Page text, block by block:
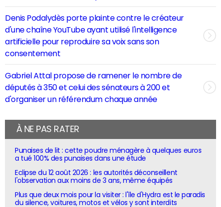
Denis Podalydès porte plainte contre le créateur
d'une chaîne YouTube ayant utilisé l'intelligence
artificielle pour reproduire sa voix sans son
consentement
Gabriel Attal propose de ramener le nombre de
députés à 350 et celui des sénateurs à 200 et
d'organiser un référendum chaque année
À NE PAS RATER
Punaises de lit : cette poudre ménagère à quelques euros
a tué 100% des punaises dans une étude
Eclipse du 12 août 2026 : les autorités déconseillent
l'observation aux moins de 3 ans, même équipés
Plus que deux mois pour la visiter : l'île d'Hydra est le paradis
du silence, voitures, motos et vélos y sont interdits